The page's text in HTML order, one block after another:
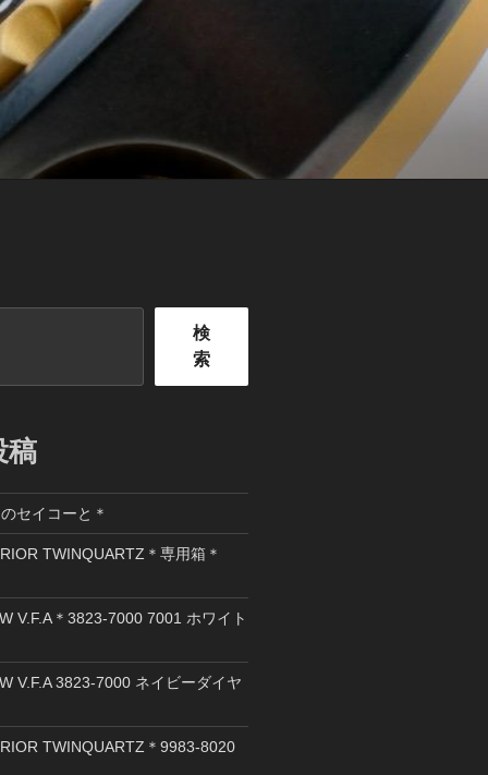
検
索
稿
セイコーと＊
TWINQUARTZ＊専用箱＊
V.F.A＊3823-7000 7001 ホワイト
V.F.A 3823-7000 ネイビーダイヤ
TWINQUARTZ＊9983-8020